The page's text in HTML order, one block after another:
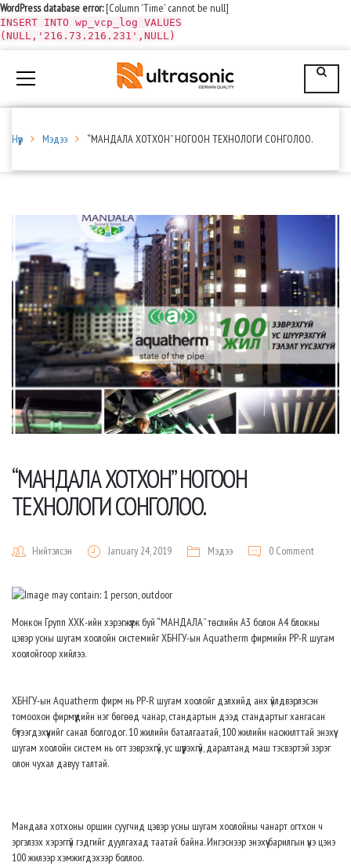
WordPress database error:[Column 'Time' cannot be null]
INSERT INTO wp_vcp_log VALUES
(NULL,'216.73.216.231',NULL)
Нүүр Мэдээ “МАНДАЛА ХОТХОН” НОГООН ТЕХНОЛОГИ СОНГОЛОО.
“МАНДАЛА ХОТХОН” НОГООН
ТЕХНОЛОГИ СОНГОЛОО.
Нийтэлсэн January 24, 2019 Мэдээ 0 Comment
Монкон Групп ХХК-ийн хэрэгжүүлж буй “МАНДАЛА” төслийн А3 болон А4 блокны
цэвэр усны шугам хоолойн системийг ХБНГУ-ын Aquatherm фирмийн PP-R шугам
хоолойгоор хийлээ.
ХБНГУ-ын Aquatherm фирм нь PP-R шугам хоолойг дэлхийд анх үйлдвэрлэсэн
томоохон фирмүүдийн нэг бөгөөд чанар, стандартын дээд стандартыг хангасан
бүтээгдэхүүнийг санал болгодог. 10 жилийн баталгаатай, 100 жилийн насжилттай энэхүү
шугам хоолойн систем нь огт зэврэхгүй, ус шүүрэхгүй, даралтанд маш тэсвэртэй зэрэг
олон чухал давуу талтай.
Мандала хотхоны оршин суугчид цэвэр усны шугам хоолойны чанарт огтхон ч
эргэлзэх хэрэггүй гэдгийг дуулгахад таатай байна. Ингэснээр энэхүү барилгын үнэ цэнэ
100 жилээр хэмжигдэхээр боллоо.